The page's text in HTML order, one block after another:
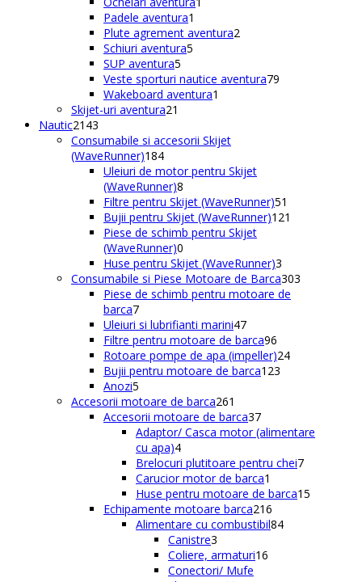
Padele aventura1
produs
Plute agrement aventura2
Schiuri aventura5
SUP aventura5
produse
Veste sporturi nautice aventura79
Wakeboard aventura1
Skijet-uri aventura21
produse
Nautic2143
de
produse
Consumabile si accesorii Skijet
(WaveRunner)184184
de
produse
Uleiuri de motor pentru Skijet
(WaveRunner)8
produse
Filtre pentru Skijet (WaveRunner)51
de
Bujii pentru Skijet (WaveRunner)121
Piese de schimb pentru Skijet
(WaveRunner)0
produse
Huse pentru Skijet (WaveRunner)3
produse
Consumabile si Piese Motoare de Barca303
Piese de schimb pentru motoare de
barca77
produse
Uleiuri si lubrifianti marini4747
de
produse
Filtre pentru motoare de barca96
de
produse
Rotoare pompe de apa (impeller)2424
Bujii pentru motoare de barca123
Anozi5
produse
Accesorii motoare de barca261
de
produse
Accesorii motoare de barca3737
de
Adaptor/ Casca motor (alimentare
cu apa)44
produse
Brelocuri plutitoare pentru chei77
Carucior motor de barca1
produs
Huse pentru motoare de barca15
Echipamente motoare barca216
produse
Alimentare cu combustibil8484
Canistre3
produse
Coliere, armaturi16
Conectori/ Mufe